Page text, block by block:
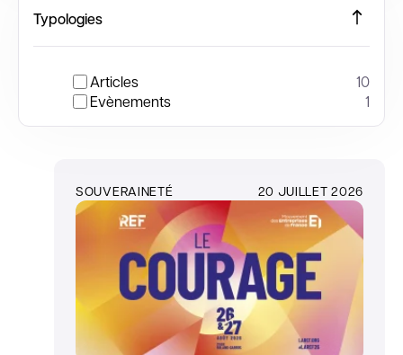
Typologies
Articles
10
Evènements
1
SOUVERAINETÉ 20 JUILLET 2026